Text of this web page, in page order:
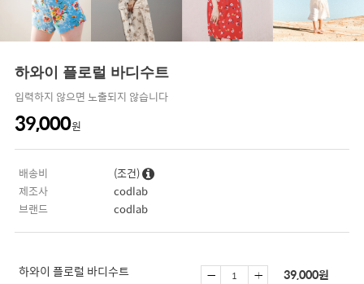
하와이 플로럴 바디수트
입력하지 않으면 노출되지 않습니다
39,000원
배송비
(조건)
제조사
codlab
브랜드
codlab
하와이 플로럴 바디수트 39,000원